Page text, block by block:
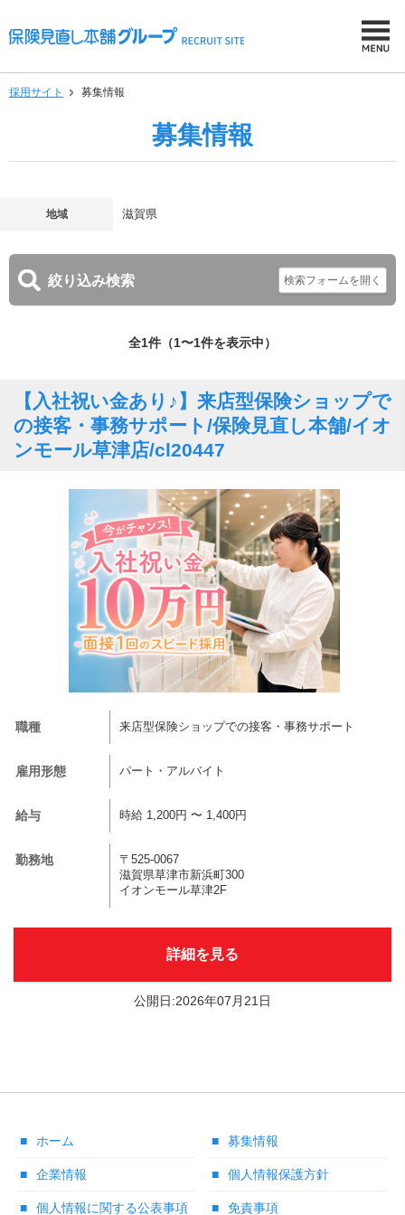
採用サイト 募集情報
募集情報
地域 滋賀県
絞り込み検索
全1件（1〜1件を表示中）
【入社祝い金あり♪】来店型保険ショップで
の接客・事務サポート/保険見直し本舗/イオ
ンモール草津店/cl20447
職種 来店型保険ショップでの接客・事務サポート
雇用形態 パート・アルバイト
給与 時給 1,200円 〜 1,400円
勤務地
〒525-0067
滋賀県草津市新浜町300
イオンモール草津2F
詳細を見る
公開日:2026年07月21日
ホーム 募集情報
企業情報 個人情報保護方針
個人情報に関する公表事項 免責事項